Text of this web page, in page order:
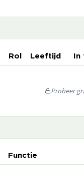
Rol Leeftijd
Probeer
Functie